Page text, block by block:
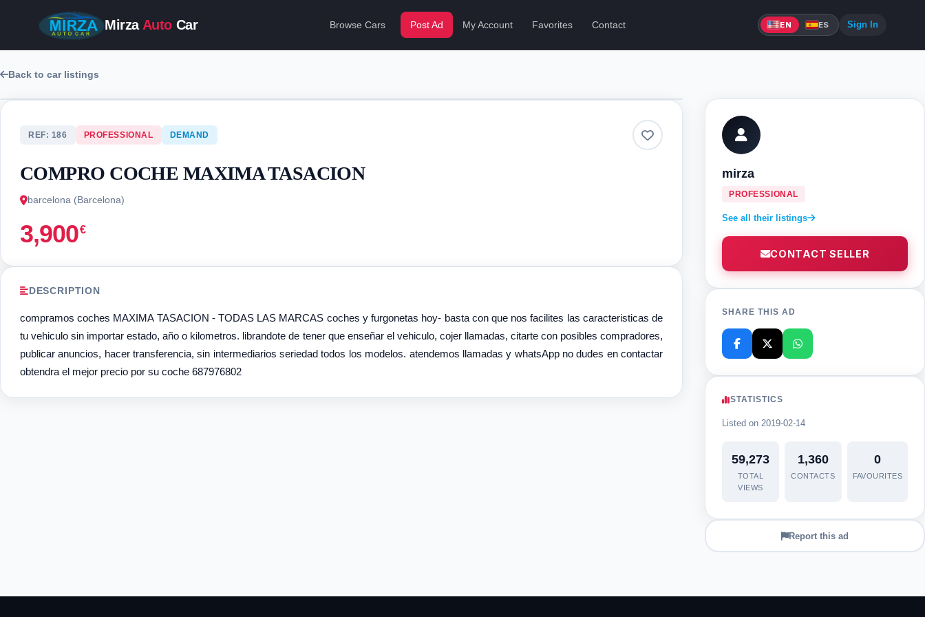
Mirza AutoCar Browse Cars Post Ad My Account Favorites Contact EN ES Sign In
Back to car listings
REF: 186 PROFESSIONAL DEMAND
COMPRO COCHE MAXIMA TASACION
barcelona (Barcelona)
3,900€
DESCRIPTION
compramos coches MAXIMA TASACION - TODAS LAS MARCAS coches y furgonetas hoy- basta con que nos facilites las caracteristicas de
tu vehiculo sin importar estado, año o kilometros. librandote de tener que enseñar el vehiculo, cojer llamadas, citarte con posibles compradores,
publicar anuncios, hacer transferencia, sin intermediarios seriedad todos los modelos. atendemos llamadas y whatsApp no dudes en contactar
obtendra el mejor precio por su coche 687976802
mirza
PROFESSIONAL
See all their listings
CONTACT SELLER
SHARE THIS AD
STATISTICS
Listed on 2019-02-14
59,273
TOTAL
VIEWS
1,360
CONTACTS
0
FAVOURITES
Report this ad